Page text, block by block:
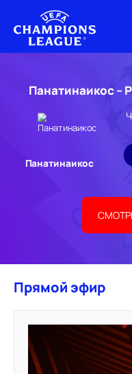
НОВОСТИ
РАСПИСАНИЕ
Панатинаикос –
Панатинаикос
Прямой эфир